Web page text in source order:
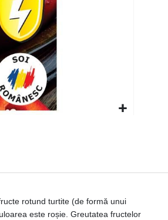
rotund turtite (de formă unui
este roșie. Greutatea fructelor